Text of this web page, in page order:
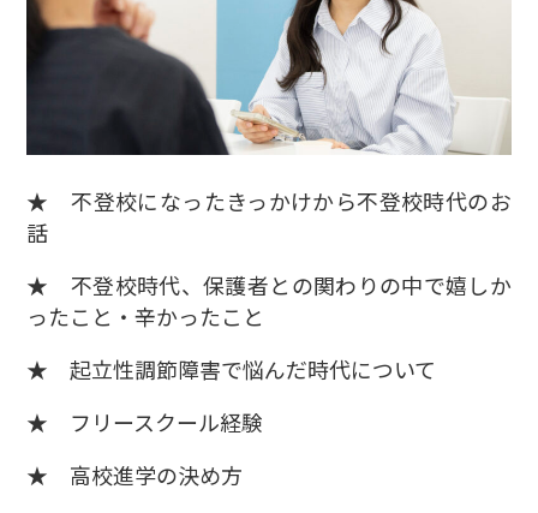
★ 不登校になったきっかけから不登校時代のお
話
★ 不登校時代、保護者との関わりの中で嬉しか
ったこと・辛かったこと
★ 起立性調節障害で悩んだ時代について
★ フリースクール経験
★ 高校進学の決め方